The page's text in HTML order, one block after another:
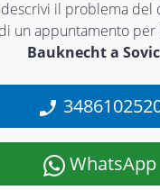
descrivi il problema
un appuntamento per
Bauknecht a
WhatsApp